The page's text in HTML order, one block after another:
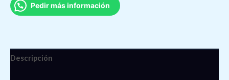
Pedir más información
Descripción